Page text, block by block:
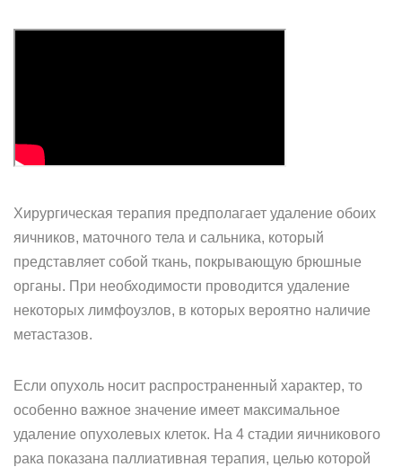
Хирургическая терапия предполагает удаление обоих
яичников, маточного тела и сальника, который
представляет собой ткань, покрывающую брюшные
органы. При необходимости проводится удаление
некоторых лимфоузлов, в которых вероятно наличие
метастазов.
Если опухоль носит распространенный характер, то
особенно важное значение имеет максимальное
удаление опухолевых клеток. На 4 стадии яичникового
рака показана паллиативная терапия, целью которой